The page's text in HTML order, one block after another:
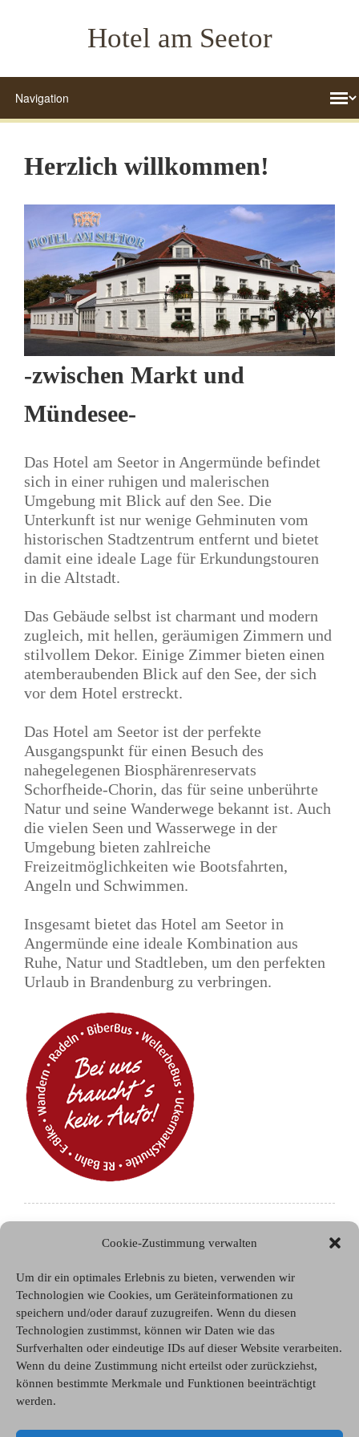
Cookie-Zustimmung verwalten
Um dir ein optimales Erlebnis zu bieten, verwenden wir
Technologien wie Cookies, um Geräteinformationen zu
speichern und/oder darauf zuzugreifen. Wenn du diesen
Technologien zustimmst, können wir Daten wie das
Surfverhalten oder eindeutige IDs auf dieser Website verarbeiten.
Wenn du deine Zustimmung nicht erteilst oder zurückziehst,
können bestimmte Merkmale und Funktionen beeinträchtigt
werden.
Hotel am Seetor
Herzlich willkommen!
-zwischen Markt und
Mündesee-
Das Hotel am Seetor in Angermünde befindet
sich in einer ruhigen und malerischen
Umgebung mit Blick auf den See. Die
Unterkunft ist nur wenige Gehminuten vom
historischen Stadtzentrum entfernt und bietet
damit eine ideale Lage für Erkundungstouren
in die Altstadt.
Das Gebäude selbst ist charmant und modern
zugleich, mit hellen, geräumigen Zimmern und
stilvollem Dekor. Einige Zimmer bieten einen
atemberaubenden Blick auf den See, der sich
vor dem Hotel erstreckt.
Das Hotel am Seetor ist der perfekte
Ausgangspunkt für einen Besuch des
nahegelegenen Biosphärenreservats
Schorfheide-Chorin, das für seine unberührte
Natur und seine Wanderwege bekannt ist. Auch
die vielen Seen und Wasserwege in der
Umgebung bieten zahlreiche
Freizeitmöglichkeiten wie Bootsfahrten,
Angeln und Schwimmen.
Insgesamt bietet das Hotel am Seetor in
Angermünde eine ideale Kombination aus
Ruhe, Natur und Stadtleben, um den perfekten
Urlaub in Brandenburg zu verbringen.
Zum Hungerstein
ÖPNV Angebote
Wanderangebote
Kontakt